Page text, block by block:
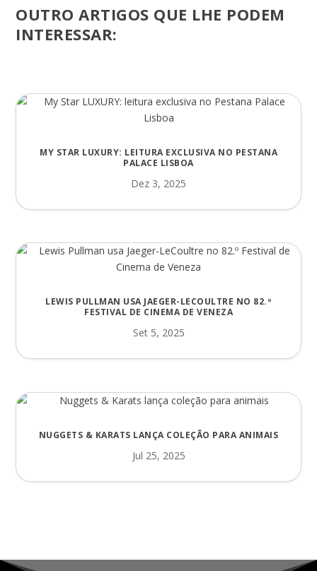
OUTRO ARTIGOS QUE LHE PODEM
INTERESSAR:
MY STAR LUXURY: LEITURA EXCLUSIVA NO PESTANA
PALACE LISBOA
Dez 3, 2025
LEWIS PULLMAN USA JAEGER-LECOULTRE NO 82.º
FESTIVAL DE CINEMA DE VENEZA
Set 5, 2025
NUGGETS & KARATS LANÇA COLEÇÃO PARA ANIMAIS
Jul 25, 2025